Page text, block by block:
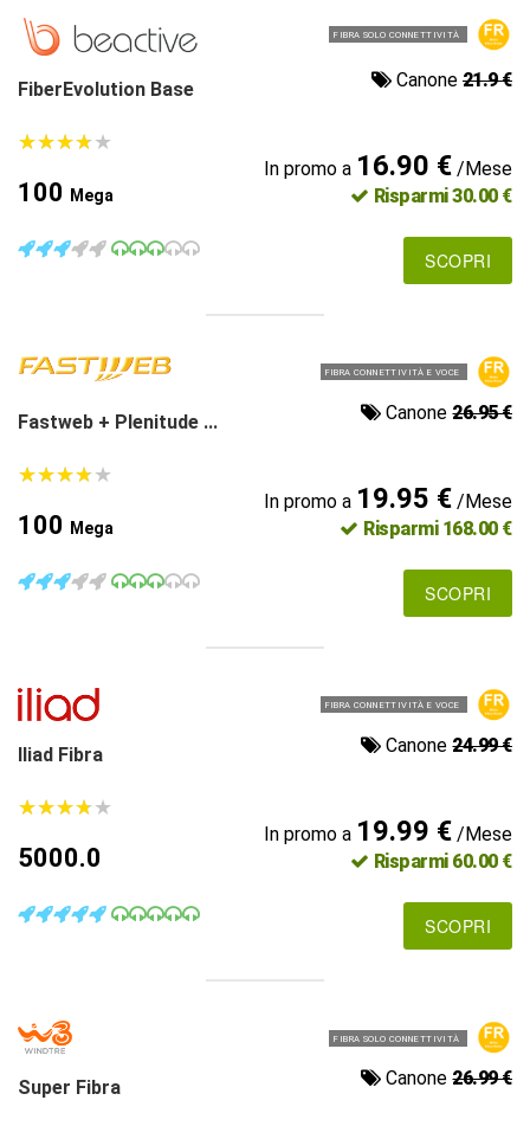
FIBRA SOLO CONNETTIVITÀ
FiberEvolution Base Canone 21.9 €
★★★★★
★★★★★
100 Mega
In promo a 16.90 €/Mese
Risparmi 30.00 €
SCOPRI
FIBRA CONNETTIVITÀ E VOCE
Fastweb + Plenitude ... Canone26.95 €
★★★★★
★★★★★
100 Mega
In promo a 19.95 €/Mese
Risparmi 168.00 €
SCOPRI
FIBRA CONNETTIVITÀ E VOCE
Iliad Fibra Canone24.99 €
★★★★★
★★★★★
5000.0
In promo a 19.99 €/Mese
Risparmi 60.00 €
SCOPRI
FIBRA SOLO CONNETTIVITÀ
Super Fibra Canone26.99 €